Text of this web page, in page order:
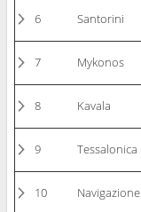
6 Santorini
7 Mykonos
8 Kavala
9 Tessalonica
10 Navigazione